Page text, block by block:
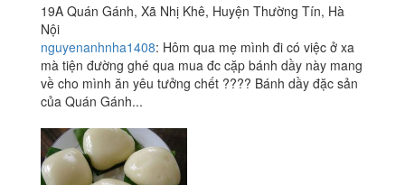
19A Quán Gánh, Xã Nhị Khê, Huyện Thường Tín, Hà
Nội
nguyenanhnha1408: Hôm qua mẹ mình đi có việc ở xa
mà tiện đường ghé qua mua đc cặp bánh dầy này mang
về cho mình ăn yêu tưởng chết ???? Bánh dầy đặc sản
của Quán Gánh...